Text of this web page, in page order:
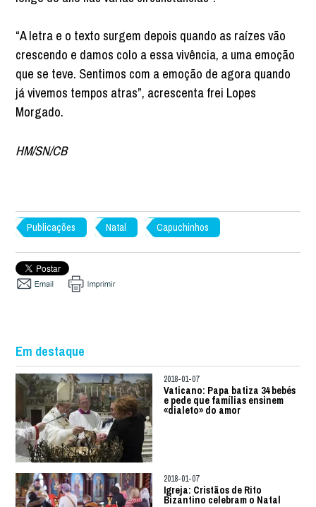
“A letra e o texto surgem depois quando as raízes vão
crescendo e damos colo a essa vivência, a uma emoção
que se teve. Sentimos com a emoção de agora quando
já vivemos tempos atras”, acrescenta frei Lopes
Morgado.
HM/SN/CB
Publicações Natal Capuchinhos
Em destaque
2018-01-07
Vaticano: Papa batiza 34 bebés
e pede que famílias ensinem
«dialeto» do amor
2018-01-07
Igreja: Cristãos de Rito
Bizantino celebram o Natal